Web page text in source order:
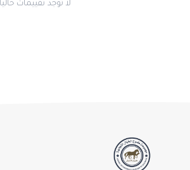
لا توجد تقييمات حاليا